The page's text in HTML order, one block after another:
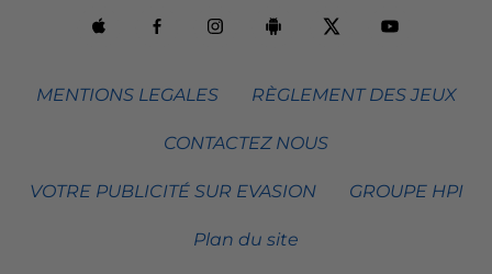
MENTIONS LEGALES RÈGLEMENT DES JEUX
CONTACTEZ NOUS
VOTRE PUBLICITÉ SUR EVASION GROUPE HPI
Plan du site